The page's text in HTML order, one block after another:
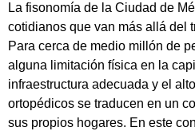
La fisonomía de la Ciudad de
cotidianos que van más allá del
Para cerca de medio millón de
alguna limitación física en la
infraestructura adecuada y el
ortopédicos se traducen en un
sus propios hogares. En este